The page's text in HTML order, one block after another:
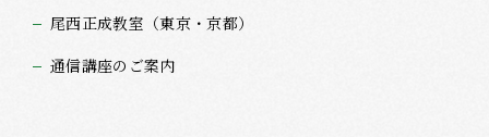
尾西正成教室（東京・京都）
通信講座のご案内